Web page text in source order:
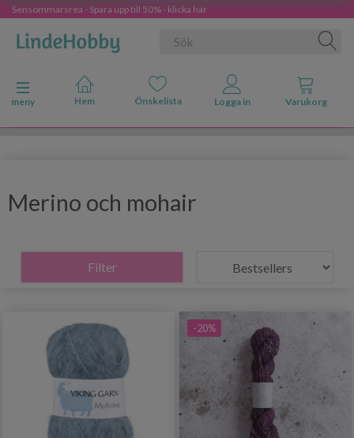
Sensommarsrea - Spara upp till 50% - klicka här
Ändra navigering
meny
Merino och mohair
Filter
-20%